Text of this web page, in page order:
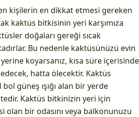
kişilerin en dikkat etmesi gereken
kaktüs bitkisinin yeri karşımıza
doğaları gereği sıcak
Bu nedenle kaktüsünüzü evin
koyarsanız, kısa süre içerisinde
hatta ölecektir. Kaktüs
güneş ışığı alan bir yerde
Kaktüs bitkinizin yeri için
olan bir odasını veya balkonunuzu